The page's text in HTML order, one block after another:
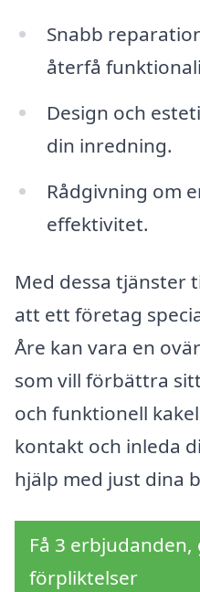
Snabb
återfå
Design och
din inredning.
Rådgivning om
effektivitet.
Med dessa tjänster
att ett företag
Åre kan vara en
som vill förbättra
och funktionell
kontakt och inleda
hjälp med just dina
Få 3
förpliktelser